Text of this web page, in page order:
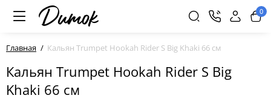
0
Главная Кальян Trumpet Hookah Rider S Big Khaki 66 см
Кальян Trumpet Hookah Rider S Big
Khaki 66 см